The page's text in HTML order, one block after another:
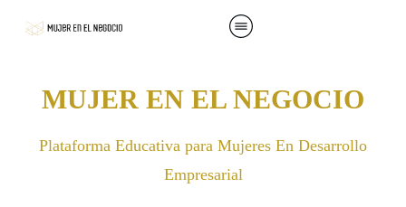
MUJER EN EL NEGOCIO
Plataforma Educativa para Mujeres En Desarrollo
Empresarial